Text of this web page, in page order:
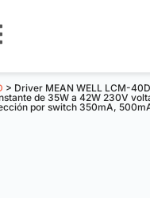
> Driver MEAN WELL LCM-
de 35W a 42W 230V
por switch 350mA,